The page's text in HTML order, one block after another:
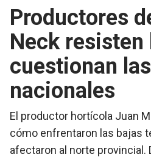
Productores
Neck resisten
cuestionan
nacionales
El productor hortícola Juan
cómo enfrentaron las bajas
afectaron al norte provincial.